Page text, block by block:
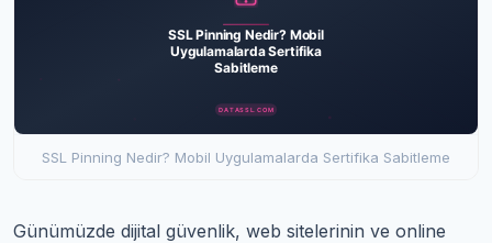
SSL Pinning Nedir? Mobil Uygulamalarda Sertifika Sabitleme
Günümüzde dijital güvenlik, web sitelerinin ve online